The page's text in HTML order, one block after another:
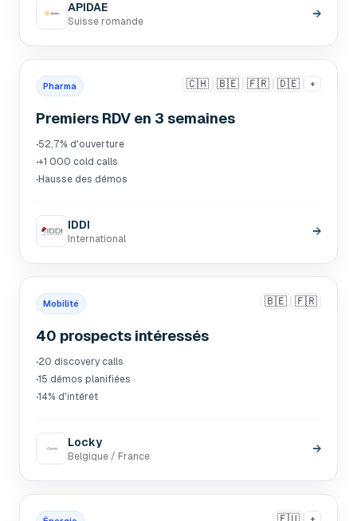
APIDAE
Suisse romande
→
Pharma 🇨🇭 🇧🇪 🇫🇷 🇩🇪 +
Premiers RDV en 3 semaines
·52,7% d'ouverture
·+1 000 cold calls
·Hausse des démos
IDDI
International
→
Mobilité 🇧🇪 🇫🇷
40 prospects intéressés
·20 discovery calls
·15 démos planifiées
·14% d'intérêt
Locky
Belgique / France
→
+